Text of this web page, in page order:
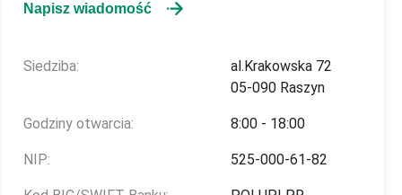
Napisz wiadomość
Siedziba:
al.Krakowska 72
05-090 Raszyn
Godziny otwarcia: 8:00 - 18:00
NIP: 525-000-61-82